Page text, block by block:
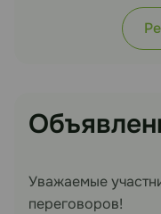
Уважаемые
переговоров!